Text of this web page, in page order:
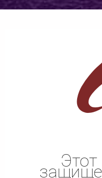
Этот